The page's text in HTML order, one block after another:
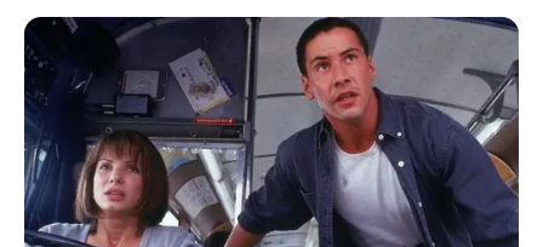
Carrera 50 con avenida Américas y NQS
Calle 39 sur con carrera 50
Carrera 6 entre la Primera de mayo y la calle 11 sur
Carrera 24 entre calle 37 y la calle 45
Carrera 60 entre calle 53 y la calle 63
Calle 37 entre la calle 26 y la carrera 24
COMPARTIR